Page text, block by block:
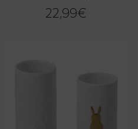
22,99€